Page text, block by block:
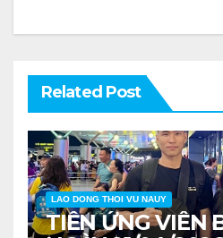
Related Post
LAO DONG THOI VU NAUY
TIỄN ỨNG VIÊN